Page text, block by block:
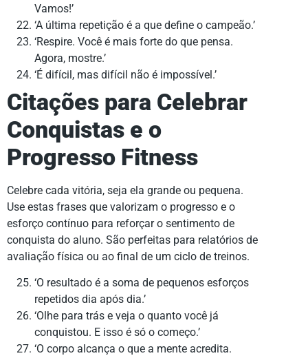
Vamos!’
‘A última repetição é a que define o campeão.’
‘Respire. Você é mais forte do que pensa.
Agora, mostre.’
‘É difícil, mas difícil não é impossível.’
Citações para Celebrar
Conquistas e o
Progresso Fitness
Celebre cada vitória, seja ela grande ou pequena.
Use estas frases que valorizam o progresso e o
esforço contínuo para reforçar o sentimento de
conquista do aluno. São perfeitas para relatórios de
avaliação física ou ao final de um ciclo de treinos.
‘O resultado é a soma de pequenos esforços
repetidos dia após dia.’
‘Olhe para trás e veja o quanto você já
conquistou. E isso é só o começo.’
‘O corpo alcança o que a mente acredita.